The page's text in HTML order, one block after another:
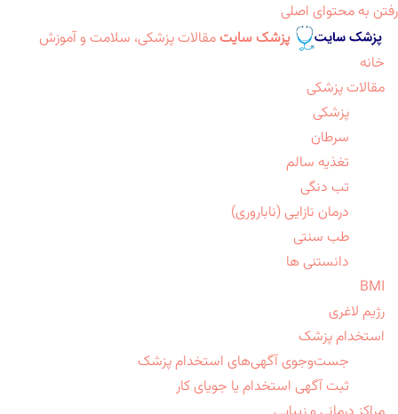
رفتن به محتوای اصلی
پزشک سایت مقالات پزشکی، سلامت و آموزش
خانه
مقالات پزشکی
پزشکی
سرطان
تغذیه سالم
تب دنگی
درمان نازایی (ناباروری)
طب سنتی
دانستنی ها
BMI
رژیم لاغری
استخدام پزشک
جست‌وجوی آگهی‌های استخدام پزشک
ثبت آگهی استخدام یا جویای کار